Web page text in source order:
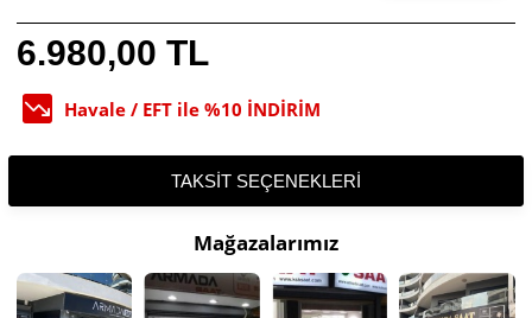
6.980,00 TL
Havale / EFT ile %10 İNDİRİM
TAKSIT SEÇENEKLERI
Mağazalarımız